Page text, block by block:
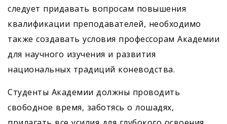
следует придавать вопросам повышения
квалификации преподавателей, необходимо
также создавать условия профессорам Академии
для научного изучения и развития
национальных традиций коневодства.
Студенты Академии должны проводить
свободное время, заботясь о лошадях,